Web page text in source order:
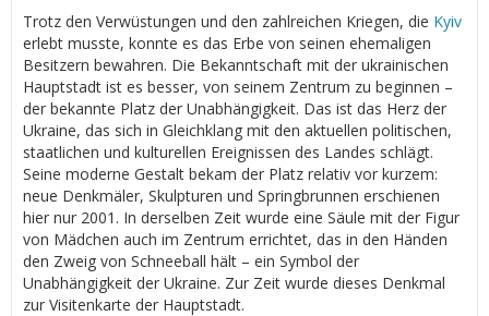
Trotz den Verwüstungen und den zahlreichen Kriegen, die Kyiv
erlebt musste, konnte es das Erbe von seinen ehemaligen
Besitzern bewahren. Die Bekanntschaft mit der ukrainischen
Hauptstadt ist es besser, von seinem Zentrum zu beginnen –
der bekannte Platz der Unabhängigkeit. Das ist das Herz der
Ukraine, das sich in Gleichklang mit den aktuellen politischen,
staatlichen und kulturellen Ereignissen des Landes schlägt.
Seine moderne Gestalt bekam der Platz relativ vor kurzem:
neue Denkmäler, Skulpturen und Springbrunnen erschienen
hier nur 2001. In derselben Zeit wurde eine Säule mit der Figur
von Mädchen auch im Zentrum errichtet, das in den Händen
den Zweig von Schneeball hält – ein Symbol der
Unabhängigkeit der Ukraine. Zur Zeit wurde dieses Denkmal
zur Visitenkarte der Hauptstadt.